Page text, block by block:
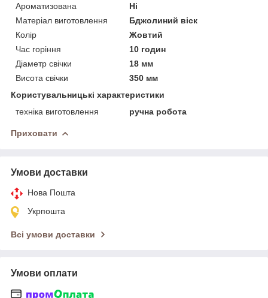
Ароматизована
Ні
Матеріал виготовлення
Бджолиний віск
Колір
Жовтий
Час горіння
10 годин
Діаметр свічки
18 мм
Висота свічки
350 мм
Користувальницькі характеристики
техніка виготовлення
ручна робота
Приховати
Умови доставки
Нова Пошта
Укрпошта
Всі умови доставки
Умови оплати